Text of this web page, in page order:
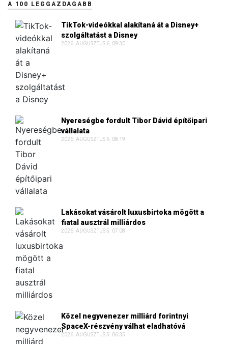
A 100 LEGGAZDAGABB
TikTok-videókkal alakítaná át a Disney+
szolgáltatást a Disney
2026. AUGUSZTUS 6. 09:30
Nyereségbe fordult Tibor Dávid építőipari
vállalata
2026. AUGUSZTUS 6. 08:19
Lakásokat vásárolt luxusbirtoka mögött a
fiatal ausztrál milliárdos
2026. AUGUSZTUS 5. 07:08
Közel negyvenezer milliárd forintnyi
SpaceX-részvény válhat eladhatóvá
2026. AUGUSZTUS 5. 06:35